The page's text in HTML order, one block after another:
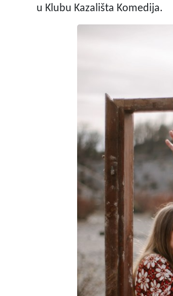
u Klubu Kazališta Komedija.